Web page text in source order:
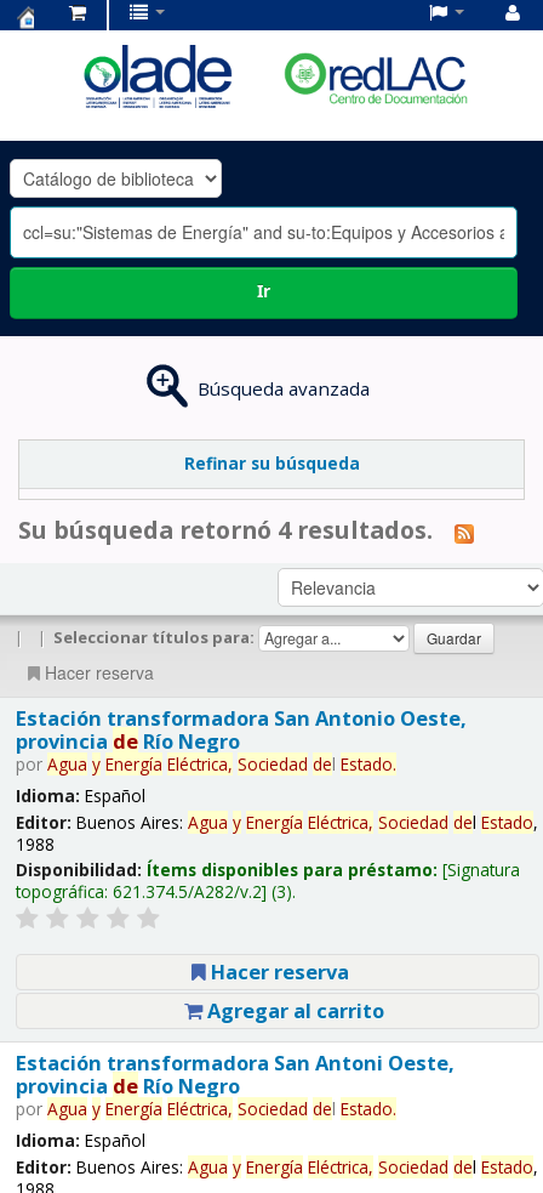
OLADE
-
Ir
Búsqueda avanzada
Refinar su búsqueda
Su búsqueda retornó 4 resultados.
| | Seleccionar títulos para:
Hacer reserva
Estación transformadora San Antonio Oeste,
provincia deRío Negro
por Agua y Energía Eléctrica, Sociedad del Estado.
Idioma: Español
Editor: Buenos Aires: Agua y Energía Eléctrica, Sociedad del Estado,
1988
Disponibilidad: Ítems disponibles para préstamo: Signatura
topográfica: 621.374.5/A282/v.2 (3).
Hacer reserva
Agregar al carrito
Estación transformadora San Antoni Oeste,
provincia deRío Negro
por Agua y Energía Eléctrica, Sociedad del Estado.
Idioma: Español
Editor: Buenos Aires: Agua y Energía Eléctrica, Sociedad del Estado,
1988